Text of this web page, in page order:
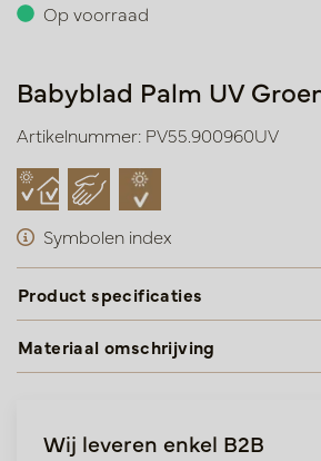
Op voorraad
Babyblad Palm UV
Artikelnummer: PV55.900960UV
Symbolen index
Product specificaties
Materiaal omschrijving
Wij leveren enkel B2B